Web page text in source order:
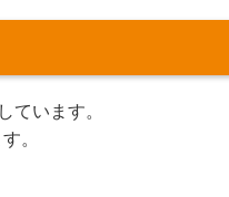
ています。
。